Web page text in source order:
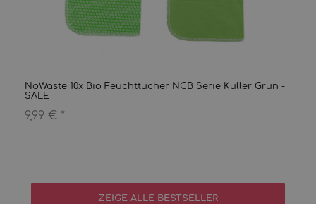
NoWaste 10x Bio Feuchttücher NCB Serie Kuller Grün -
SALE
9,99 € *
ZEIGE ALLE BESTSELLER